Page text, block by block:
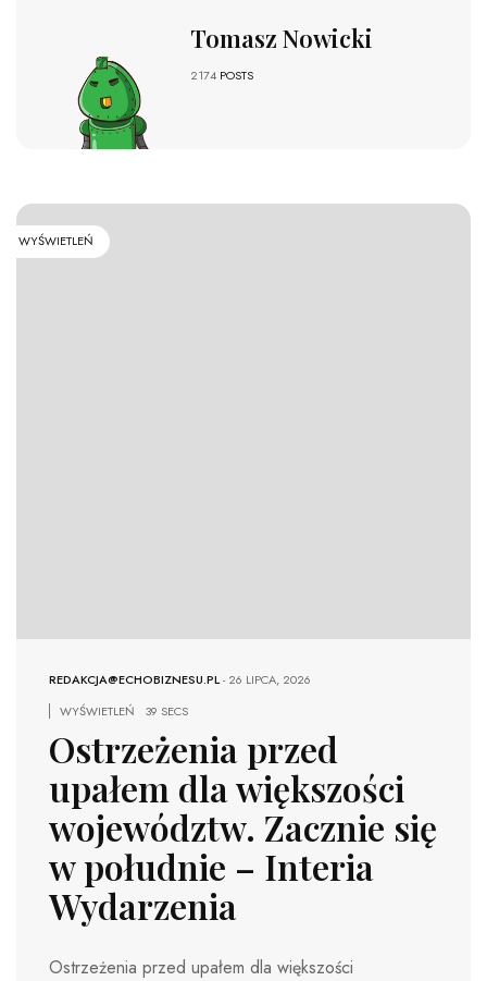
Tomasz Nowicki
2174 POSTS
WYŚWIETLEŃ
REDAKCJA@ECHOBIZNESU.PL-26 LIPCA, 2026
WYŚWIETLEŃ
39 SECS
Ostrzeżenia przed
upałem dla większości
województw. Zacznie się
w południe – Interia
Wydarzenia
Ostrzeżenia przed upałem dla większości